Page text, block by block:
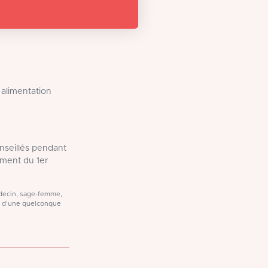
pendant
du 1er
sage-femme,
d'une quelconque